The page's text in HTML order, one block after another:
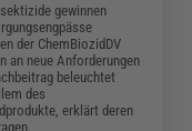
gewinnen
der ChemBiozidDV
an neue Anforderungen
beleuchtet
des
erklärt deren